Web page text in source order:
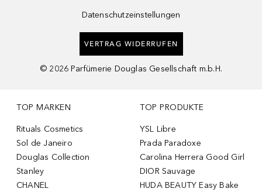
Datenschutzeinstellungen
VERTRAG WIDERRUFEN
© 2026 Parfümerie Douglas Gesellschaft m.b.H.
TOP MARKEN
Rituals Cosmetics
Sol de Janeiro
Douglas Collection
Stanley
CHANEL
TOP PRODUKTE
YSL Libre
Prada Paradoxe
Carolina Herrera Good Girl
DIOR Sauvage
HUDA BEAUTY Easy Bake